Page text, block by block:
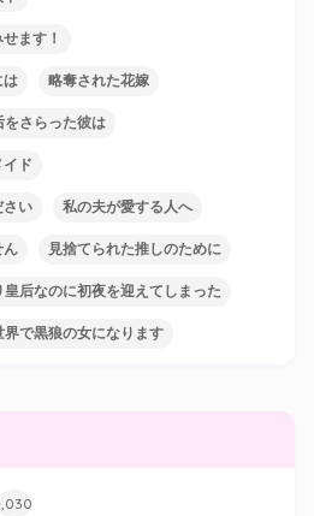
ます！
は 略奪された花嫁
をさらった彼は
ド
さい 私の夫が愛する人へ
ん 見捨てられた推しのために
皇后なのに初夜を迎えてしまった
界で黒狼の女になります